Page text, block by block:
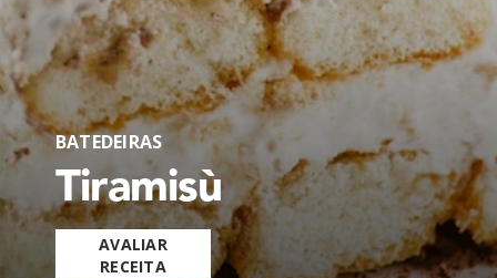
BATEDEIRAS
Tiramisù
AVALIAR
RECEITA